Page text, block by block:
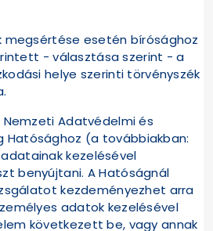
megsértése esetén bírósághoz
- választása szerint - a
helye szerinti törvényszék
Adatvédelmi és
Hatósághoz (a továbbiakban:
kezelésével
benyújtani. A Hatóságnál
kezdeményezhet arra
adatok kezelésével
következett be, vagy annak